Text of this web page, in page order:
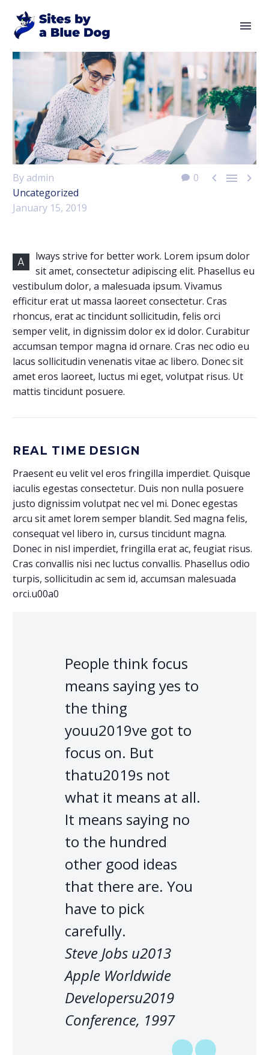
0   
By admin
Uncategorized
January 15, 2019
A
lways strive for better work. Lorem ipsum dolor
sit amet, consectetur adipiscing elit. Phasellus eu
vestibulum dolor, a malesuada ipsum. Vivamus
efficitur erat ut massa laoreet consectetur. Cras
rhoncus, erat ac tincidunt sollicitudin, felis orci
semper velit, in dignissim dolor ex id dolor. Curabitur
accumsan tempor magna id ornare. Cras nec odio eu
lacus sollicitudin venenatis vitae ac libero. Donec sit
amet eros laoreet, luctus mi eget, volutpat risus. Ut
mattis tincidunt posuere.
REAL TIME DESIGN
Praesent eu velit vel eros fringilla imperdiet. Quisque
iaculis egestas consectetur. Duis non nulla posuere
justo dignissim volutpat nec vel mi. Donec egestas
arcu sit amet lorem semper blandit. Sed magna felis,
consequat vel libero in, cursus tincidunt magna.
Donec in nisl imperdiet, fringilla erat ac, feugiat risus.
Cras convallis nisi nec luctus convallis. Phasellus odio
turpis, sollicitudin ac sem id, accumsan malesuada
orci.u00a0
People think focus
means saying yes to
the thing
youu2019ve got to
focus on. But
thatu2019s not
what it means at all.
It means saying no
to the hundred
other good ideas
that there are. You
have to pick
carefully.
Steve Jobs u2013
Apple Worldwide
Developersu2019
Conference, 1997